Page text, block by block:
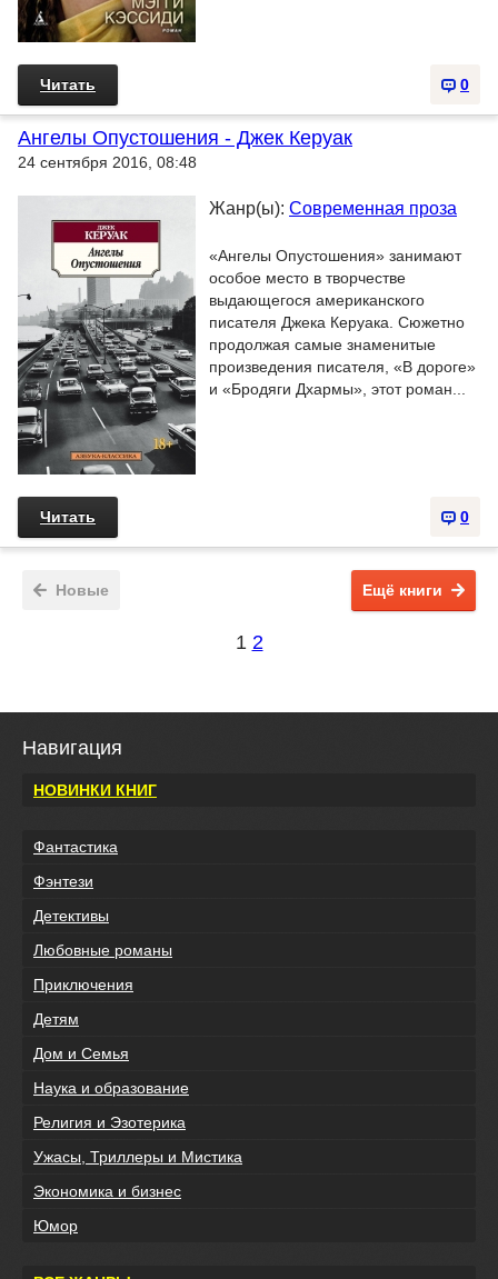
0
Читать
Ангелы Опустошения - Джек Керуак
24 сентября 2016, 08:48
Жанр(ы): Современная проза
«Ангелы Опустошения» занимают
особое место в творчестве
выдающегося американского
писателя Джека Керуака. Сюжетно
продолжая самые знаменитые
произведения писателя, «В дороге»
и «Бродяги Дхармы», этот роман...
0
Читать
Новые Ещё книги
1 2
Навигация
НОВИНКИ КНИГ
Фантастика
Фэнтези
Детективы
Любовные романы
Приключения
Детям
Дом и Семья
Наука и образование
Религия и Эзотерика
Ужасы, Триллеры и Мистика
Экономика и бизнес
Юмор